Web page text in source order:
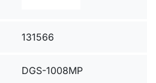
131566
DGS-1008MP